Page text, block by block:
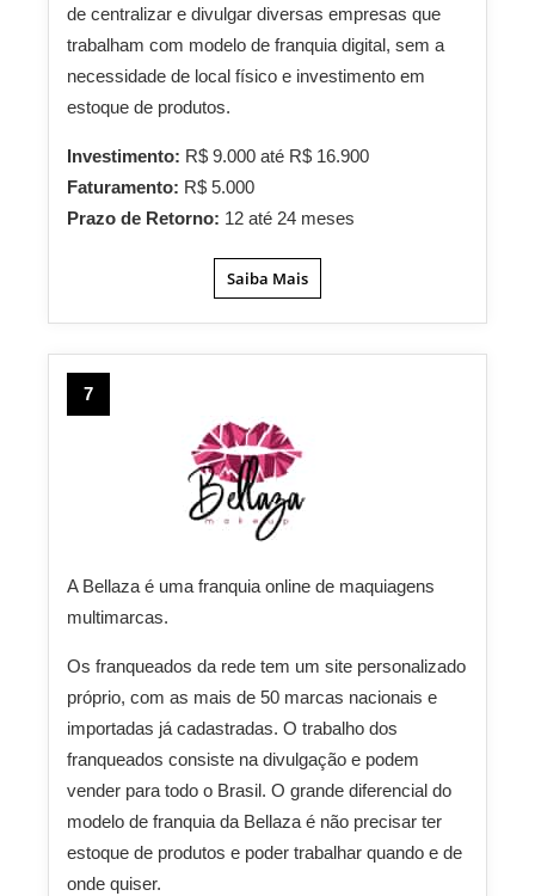
de centralizar e divulgar diversas empresas que
trabalham com modelo de franquia digital, sem a
necessidade de local físico e investimento em
estoque de produtos.
Investimento: R$ 9.000 até R$ 16.900
Faturamento: R$ 5.000
Prazo de Retorno: 12 até 24 meses
Saiba Mais
7
A Bellaza é uma franquia online de maquiagens
multimarcas.
Os franqueados da rede tem um site personalizado
próprio, com as mais de 50 marcas nacionais e
importadas já cadastradas. O trabalho dos
franqueados consiste na divulgação e podem
vender para todo o Brasil. O grande diferencial do
modelo de franquia da Bellaza é não precisar ter
estoque de produtos e poder trabalhar quando e de
onde quiser.